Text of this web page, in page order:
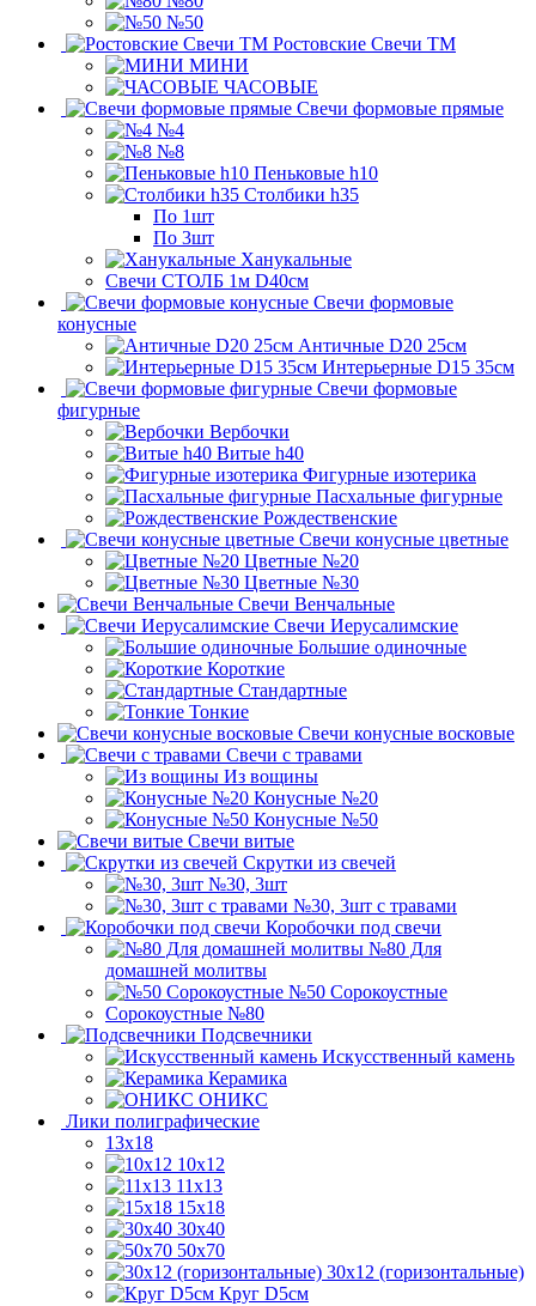
№50
Ростовские Свечи ТМ
МИНИ
ЧАСОВЫЕ
Свечи формовые прямые
№4
№8
Пеньковые h10
Столбики h35
По 1шт
По 3шт
Ханукальные
Свечи СТОЛБ 1м D40см
Свечи формовые
конусные
Античные D20 25см
Интерьерные D15 35см
Свечи формовые
фигурные
Вербочки
Витые h40
Фигурные изотерика
Пасхальные фигурные
Рождественские
Свечи конусные цветные
Цветные №20
Цветные №30
Свечи Венчальные
Свечи Иерусалимские
Большие одиночные
Короткие
Стандартные
Тонкие
Свечи конусные восковые
Свечи с травами
Из вощины
Конусные №20
Конусные №50
Свечи витые
Скрутки из свечей
№30, 3шт
№30, 3шт с травами
Коробочки под свечи
№80 Для
домашней молитвы
№50 Сорокоустные
Сорокоустные №80
Подсвечники
Искусственный камень
Керамика
ОНИКС
Лики полиграфические
13x18
10x12
11х13
15х18
30x40
50x70
30x12 (горизонтальные)
Круг D5см